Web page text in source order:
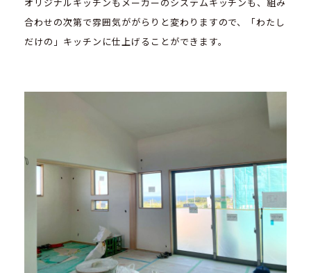
合わせの次第で雰囲気ががらりと変わりますので、「わたし
だけの」キッチンに仕上げることができます。